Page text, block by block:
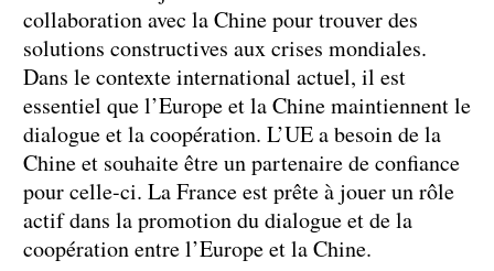
collaboration avec la Chine pour trouver des
solutions constructives aux crises mondiales.
Dans le contexte international actuel, il est
essentiel que l’Europe et la Chine maintiennent le
dialogue et la coopération. L’UE a besoin de la
Chine et souhaite être un partenaire de confiance
pour celle-ci. La France est prête à jouer un rôle
actif dans la promotion du dialogue et de la
coopération entre l’Europe et la Chine.